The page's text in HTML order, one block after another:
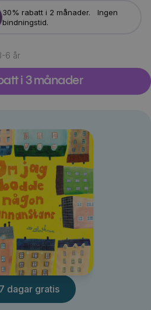
30% rabatt i 2 månader. Ingen
bindningstid.
6 år
i 3 månader
dagar gratis